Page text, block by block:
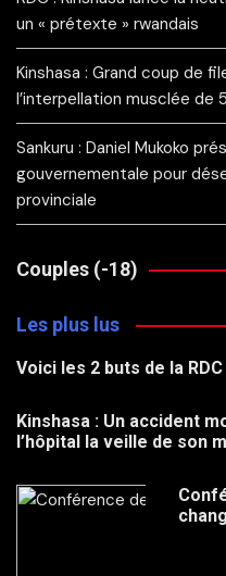
un « prétexte » rwandais
Kinshasa : Grand coup de
l’interpellation musclée de
Sankuru : Daniel Mukoko
gouvernementale pour
provinciale
Couples (-18)
Les plus lus
Voici les 2 buts de la
Kinshasa : Un accident
l’hôpital la veille de son